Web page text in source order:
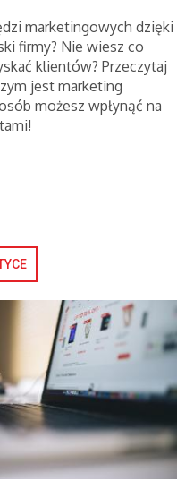
marketingowych dzięki
firmy? Nie wiesz co
klientów? Przeczytaj
jest marketing
możesz wpłynąć na